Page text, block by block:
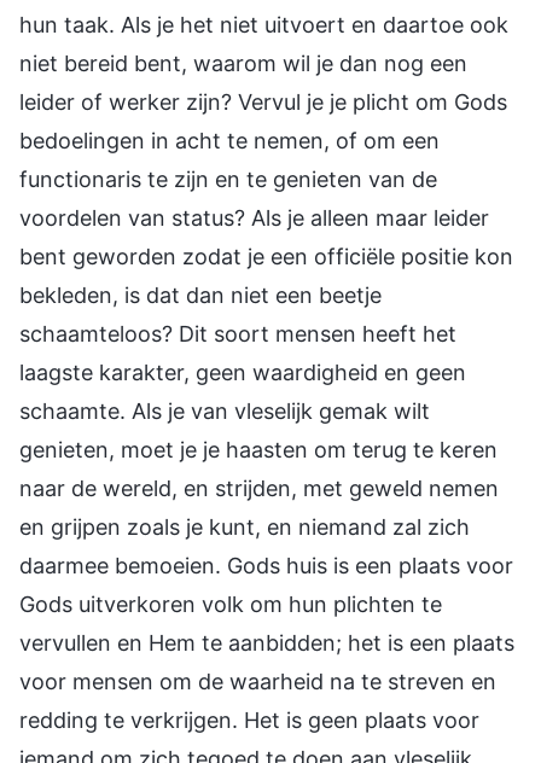
hun taak. Als je het niet uitvoert en daartoe ook
niet bereid bent, waarom wil je dan nog een
leider of werker zijn? Vervul je je plicht om Gods
bedoelingen in acht te nemen, of om een
functionaris te zijn en te genieten van de
voordelen van status? Als je alleen maar leider
bent geworden zodat je een officiële positie kon
bekleden, is dat dan niet een beetje
schaamteloos? Dit soort mensen heeft het
laagste karakter, geen waardigheid en geen
schaamte. Als je van vleselijk gemak wilt
genieten, moet je je haasten om terug te keren
naar de wereld, en strijden, met geweld nemen
en grijpen zoals je kunt, en niemand zal zich
daarmee bemoeien. Gods huis is een plaats voor
Gods uitverkoren volk om hun plichten te
vervullen en Hem te aanbidden; het is een plaats
voor mensen om de waarheid na te streven en
redding te verkrijgen. Het is geen plaats voor